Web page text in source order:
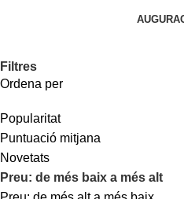
Filtres
Ordena per
Popularitat
Puntuació mitjana
Novetats
Preu: de més baix a més alt